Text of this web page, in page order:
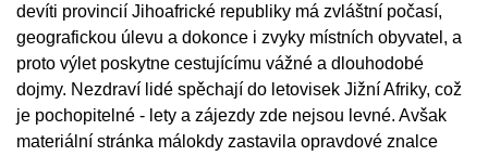
devíti provincií Jihoafrické republiky má zvláštní počasí,
geografickou úlevu a dokonce i zvyky místních obyvatel, a
proto výlet poskytne cestujícímu vážné a dlouhodobé
dojmy. Nezdraví lidé spěchají do letovisek Jižní Afriky, což
je pochopitelné - lety a zájezdy zde nejsou levné. Avšak
materiální stránka málokdy zastavila opravdové znalce